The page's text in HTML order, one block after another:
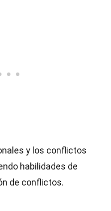
y los conflictos
habilidades de
de conflictos.